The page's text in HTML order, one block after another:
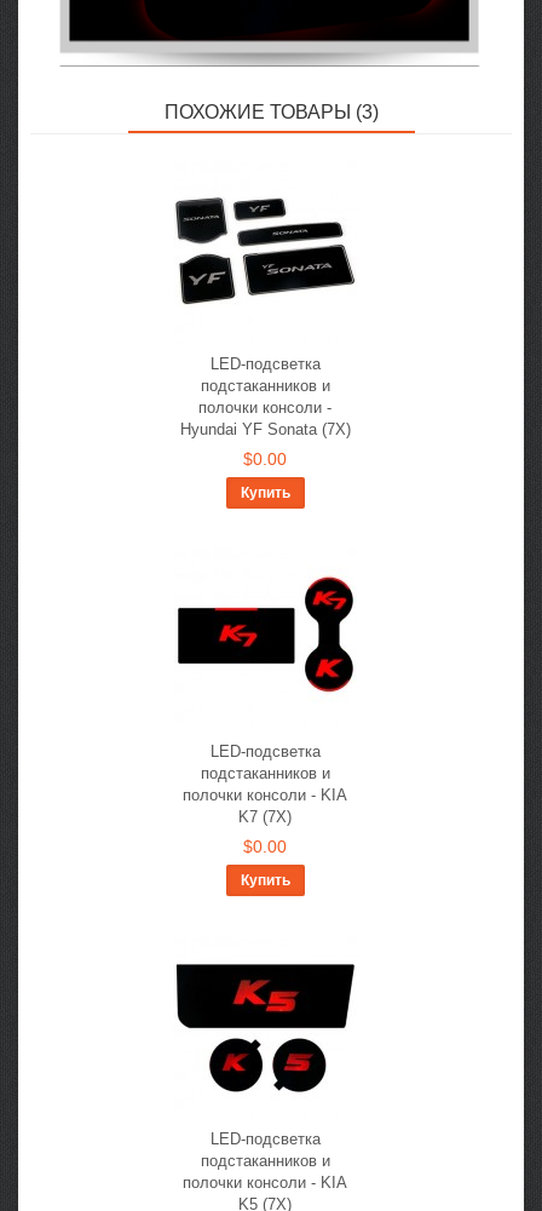
ПОХОЖИЕ ТОВАРЫ (3)
LED-подсветка
подстаканников и
полочки консоли -
Hyundai YF Sonata (7X)
$0.00
Купить
LED-подсветка
подстаканников и
полочки консоли - KIA
K7 (7X)
$0.00
Купить
LED-подсветка
подстаканников и
полочки консоли - KIA
K5 (7X)